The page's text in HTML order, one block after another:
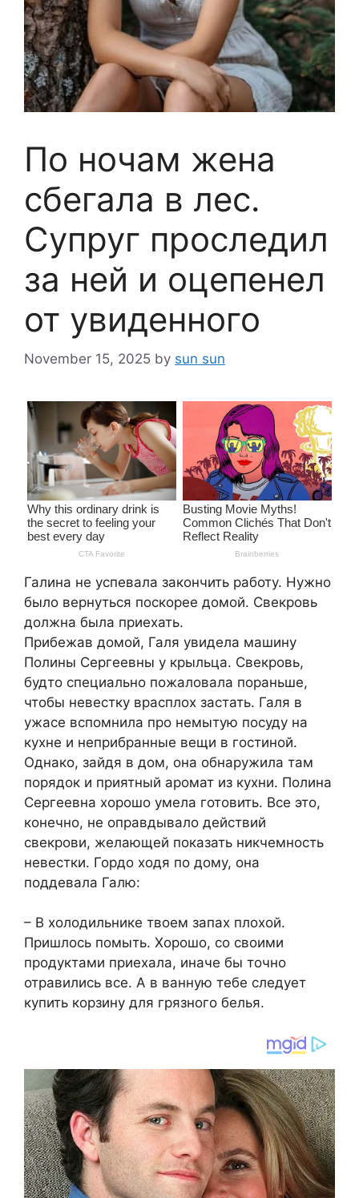
По ночам жена
сбегала в лес.
Супруг проследил
за ней и оцепенел
от увиденного
November 15, 2025 by sun sun
Галина не успевала закончить работу. Нужно
было вернуться поскорее домой. Свекровь
должна была приехать.
Прибежав домой, Галя увидела машину
Полины Сергеевны у крыльца. Свекровь,
будто специально пожаловала пораньше,
чтобы невестку врасплох застать. Галя в
ужасе вспомнила про немытую посуду на
кухне и неприбранные вещи в гостиной.
Однако, зайдя в дом, она обнаружила там
порядок и приятный аромат из кухни. Полина
Сергеевна хорошо умела готовить. Все это,
конечно, не оправдывало действий
свекрови, желающей показать никчемность
невестки. Гордо ходя по дому, она
поддевала Галю:
– В холодильнике твоем запах плохой.
Пришлось помыть. Хорошо, со своими
продуктами приехала, иначе бы точно
отравились все. А в ванную тебе следует
купить корзину для грязного белья.